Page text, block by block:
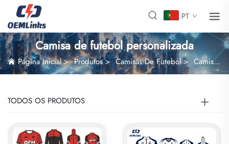
PT
Camisa de futebol personalizada
Página Inicial>Produtos>Camisas De Futebol> Camisa de futebol personalizada
TODOS OS PRODUTOS